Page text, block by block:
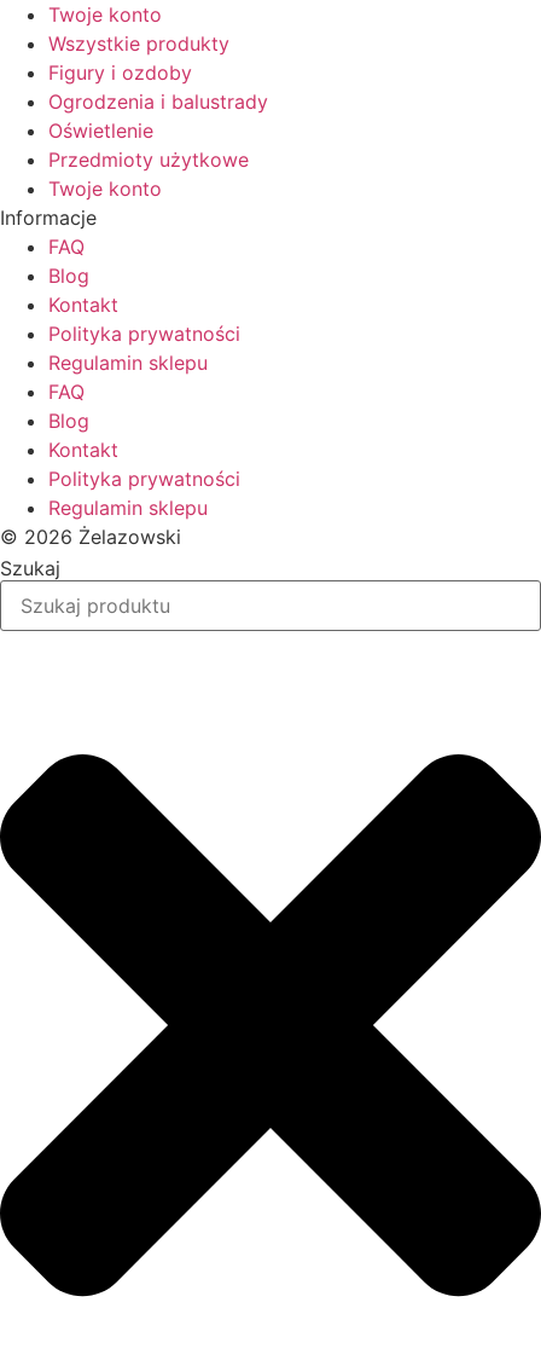
Twoje konto
Wszystkie produkty
Figury i ozdoby
Ogrodzenia i balustrady
Oświetlenie
Przedmioty użytkowe
Twoje konto
Informacje
FAQ
Blog
Kontakt
Polityka prywatności
Regulamin sklepu
FAQ
Blog
Kontakt
Polityka prywatności
Regulamin sklepu
© 2026 Żelazowski
Szukaj